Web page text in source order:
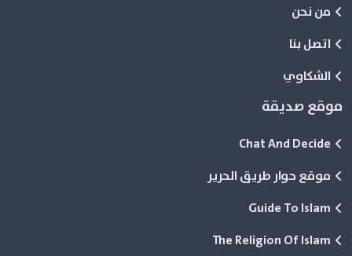
من نحن
اتصل بنا
الشكاوي
موقع صديقة
Chat And Decide
موقع حوار طريق الحرير
Guide To Islam
The Religion Of Islam